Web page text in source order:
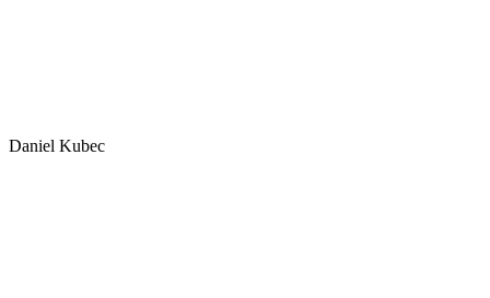
Daniel Kubec